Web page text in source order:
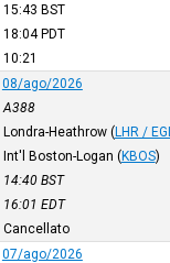
15:43 BST
18:04PDT
10:21
08/ago/2026
A388
Londra-Heathrow (LHR /
Int'l Boston-Logan (KBOS)
14:40 BST
16:01 EDT
Cancellato
07/ago/2026